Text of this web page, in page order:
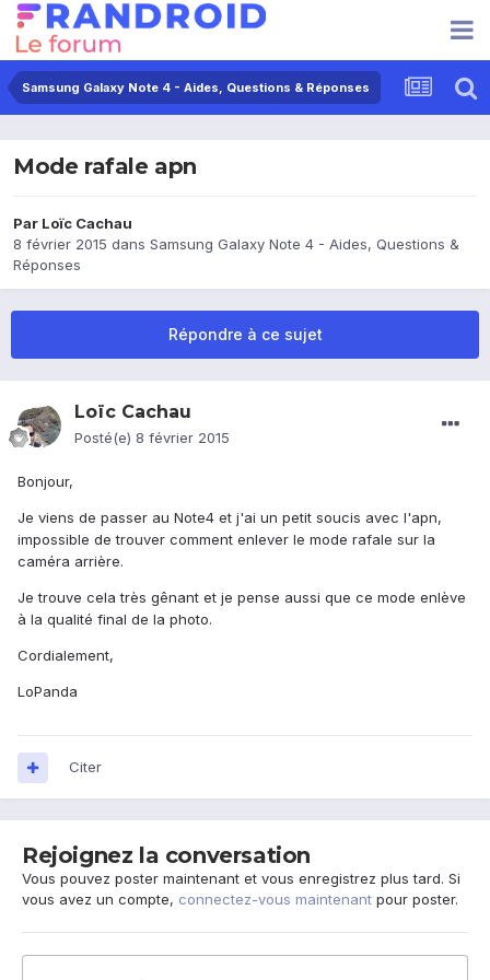
Samsung Galaxy Note 4 - Aides, Questions & Réponses
Mode rafale apn
Par Loïc Cachau
8 février 2015 dans Samsung Galaxy Note 4 - Aides, Questions &
Réponses
Répondre à ce sujet
Loïc Cachau
Posté(e) 8 février 2015
Bonjour,
Je viens de passer au Note4 et j'ai un petit soucis avec l'apn,
impossible de trouver comment enlever le mode rafale sur la
caméra arrière.
Je trouve cela très gênant et je pense aussi que ce mode enlève
à la qualité final de la photo.
Cordialement,
LoPanda
Citer
Rejoignez la conversation
Vous pouvez poster maintenant et vous enregistrez plus tard. Si
vous avez un compte, connectez-vous maintenant pour poster.